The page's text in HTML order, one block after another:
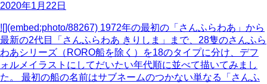
2020年1月22日
![](embed:photo/88267) 1972年の最初の「さんふらわあ」から
最新の2代目「さんふらわあ きりしま」まで、28隻のさんふら
わあシリーズ（RORO船を除く）を18のタイプに分け、デフ
ォルメイラストにしてだいたい年代順に並べて描いてみまし
た。 最初の船の名前はサブネームのつかない単なる「さんふ